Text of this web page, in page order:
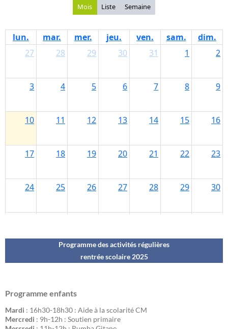
Programme des activités régulières
rentrée scolaire 2025
Programme enfants
Mardi : 16h30-18h30 : Aide à la scolarité CM
Mercredi : 9h-12h : Soutien primaire